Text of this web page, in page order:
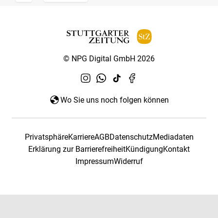
© NPG Digital GmbH 2026
Wo Sie uns noch folgen können
PrivatsphäreKarriereAGBDatenschutzMediadaten
Erklärung zur BarrierefreiheitKündigungKontakt
ImpressumWiderruf